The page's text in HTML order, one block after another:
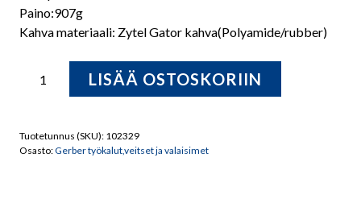
Paino:907g
Kahva materiaali: Zytel Gator kahva(Polyamide/rubber)
Gator™combo
41420
LISÄÄ OSTOSKORIIN
Tuotetunnus (SKU): 102329
Osasto:Gerber työkalut,veitset ja valaisimet